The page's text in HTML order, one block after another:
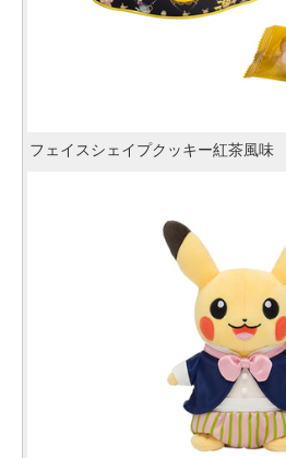
フェイスシェイプクッキー紅茶風味